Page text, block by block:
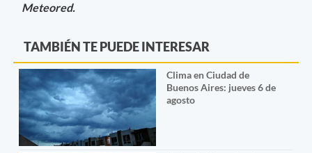
Meteored.
TAMBIÉN TE PUEDE INTERESAR
Clima en Ciudad de
Buenos Aires: jueves 6 de
agosto